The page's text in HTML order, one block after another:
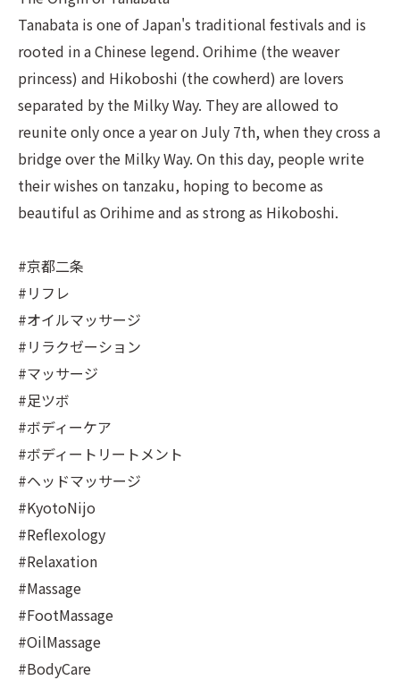
Tanabata is one of Japan's traditional festivals and is
rooted in a Chinese legend. Orihime (the weaver
princess) and Hikoboshi (the cowherd) are lovers
separated by the Milky Way. They are allowed to
reunite only once a year on July 7th, when they cross a
bridge over the Milky Way. On this day, people write
their wishes on tanzaku, hoping to become as
beautiful as Orihime and as strong as Hikoboshi.
#京都二条
#リフレ
#オイルマッサージ
#リラクゼーション
#マッサージ
#足ツボ
#ボディーケア
#ボディートリートメント
#ヘッドマッサージ
#KyotoNijo
#Reflexology
#Relaxation
#Massage
#FootMassage
#OilMassage
#BodyCare